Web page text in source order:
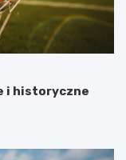
i historyczne